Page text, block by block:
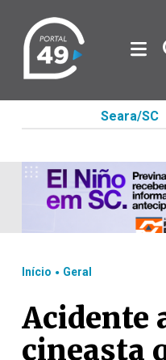
Seara/SC
Início . Geral
Acidente
cineasta